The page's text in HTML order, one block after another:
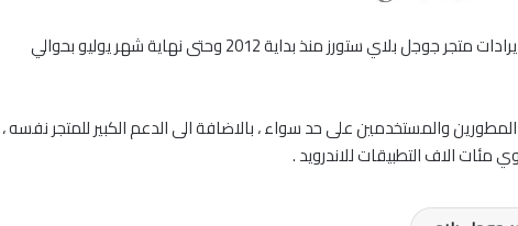
وفقا لشركة الاحصائيات Annie ، فقد نمت ايرادات متجر جوجل بلاي ستورز منذ بداية 2012 وحتى نهاية شهر يوليو بحوالي
والمستخدمين على حد سواء ، بالاضافة الى الدعم الكبير للمتجر نفسه ،
الاف التطبيقات للاندرويد .